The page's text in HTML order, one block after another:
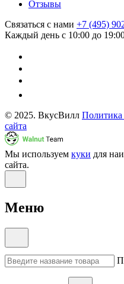
Отзывы
Связаться с нами +7 (495)
Каждый день с 10:00 до
© 2025. ВкусВилл Политика
сайта
Мы используем куки для
сайта.
Меню